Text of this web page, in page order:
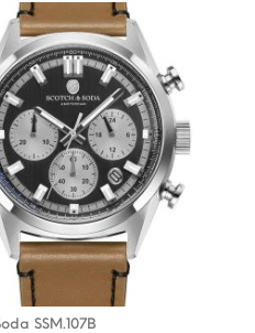
SSM.107B